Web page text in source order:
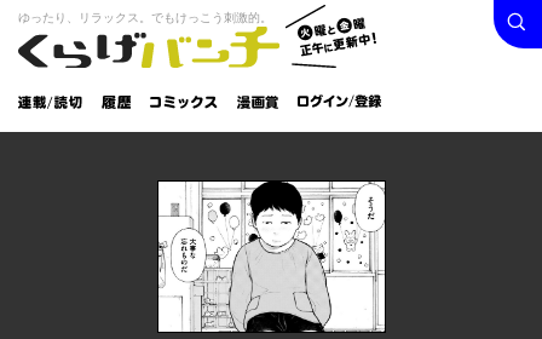
くらげバンチ
火曜と
金曜正
午に更
新中！
ゆったり、リラックス。でもけっこう刺激的。
連載/読
切
履
歴
コミック
漫画
賞
ログイン /
登録
検索